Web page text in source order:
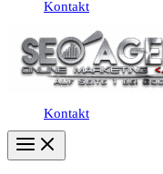
Kontakt
Kontakt